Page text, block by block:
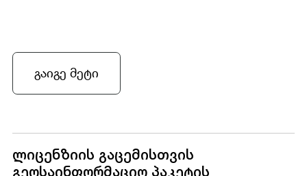
გაიგე მეტი
ლიცენზიის გაცემისთვის
გეოსაინფორმაციო პაკეტის